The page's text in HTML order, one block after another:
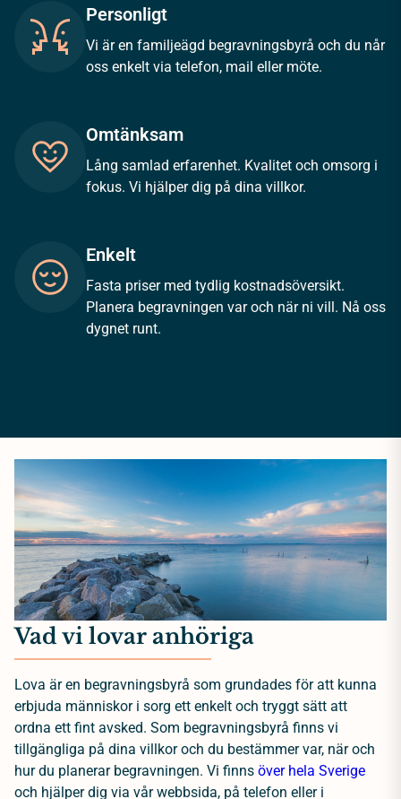
Personligt
Vi är en familjeägd begravningsbyrå och du når
oss enkelt via telefon, mail eller möte.
Omtänksam
Lång samlad erfarenhet. Kvalitet och omsorg i
fokus. Vi hjälper dig på dina villkor.
Enkelt
Fasta priser med tydlig kostnadsöversikt.
Planera begravningen var och när ni vill. Nå oss
dygnet runt.
Vad vi lovar anhöriga
Lova är en begravningsbyrå som grundades för att kunna
erbjuda människor i sorg ett enkelt och tryggt sätt att
ordna ett fint avsked. Som begravningsbyrå finns vi
tillgängliga på dina villkor och du bestämmer var, när och
hur du planerar begravningen. Vi finns över hela Sverige
och hjälper dig via vår webbsida, på telefon eller i